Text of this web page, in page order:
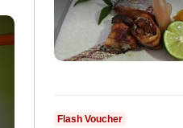
Flash Voucher